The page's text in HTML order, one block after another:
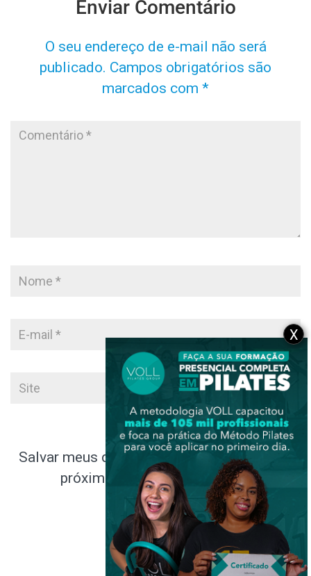
Enviar Comentário
O seu endereço de e-mail não será
publicado. Campos obrigatórios são
marcados com *
Salvar meus dados neste navegador para a
próxima vez que eu comentar.
X